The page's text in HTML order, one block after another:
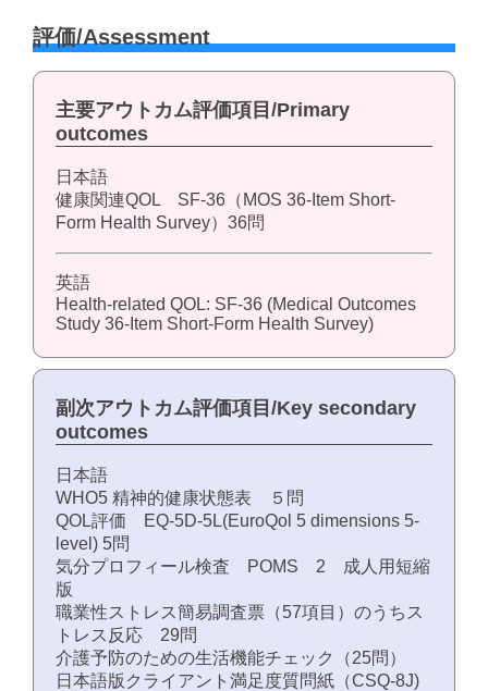
評価/Assessment
主要アウトカム評価項目/Primary
outcomes
日本語
健康関連QOL SF-36（MOS 36-Item Short-
Form Health Survey）36問
英語
Health-related QOL: SF-36 (Medical Outcomes
Study 36-Item Short-Form Health Survey)
副次アウトカム評価項目/Key secondary
outcomes
日本語
WHO5 精神的健康状態表 ５問
QOL評価 EQ‐5D-5L(EuroQol 5 dimensions 5-
level) 5問
気分プロフィール検査 POMS 2 成人用短縮
版
職業性ストレス簡易調査票（57項目）のうちス
トレス反応 29問
介護予防のための生活機能チェック（25問）
日本語版クライアント満足度質問紙（CSQ-8J)